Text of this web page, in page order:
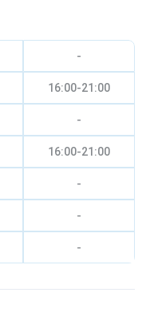
-
16:00-21:00
-
16:00-21:00
-
-
-